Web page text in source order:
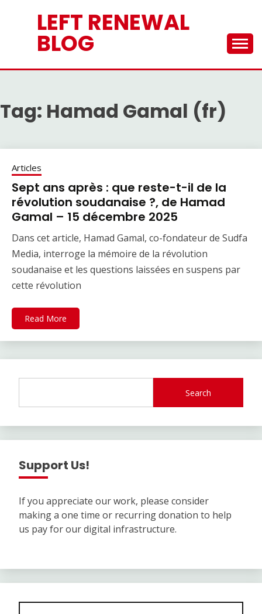
LEFT RENEWAL
BLOG
Tag: Hamad Gamal (fr)
Articles
Sept ans après : que reste-t-il de la
révolution soudanaise ?, de Hamad
Gamal – 15 décembre 2025
Dans cet article, Hamad Gamal, co-fondateur de Sudfa
Media, interroge la mémoire de la révolution
soudanaise et les questions laissées en suspens par
cette révolution
Read More
Search
Support Us!
If you appreciate our work, please consider
making a one time or recurring donation to help
us pay for our digital infrastructure.